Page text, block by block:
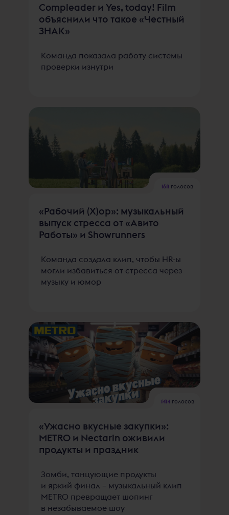
Compleader и Yes, today! Film
объяснили что такое «Честный
ЗНАК»
Команда показала работу системы
проверки изнутри
1611 голосов
«Рабочий (Х)ор»: музыкальный
выпуск стресса от «Авито
Работы» и Showrunners
Команда создала клип, чтобы HR-ы
могли избавиться от стресса через
музыку и юмор
1414голосов
«Ужасно вкусные закупки»:
METRO и Nectarin оживили
продукты и праздник
Зомби, танцующие продукты
и яркий финал – музыкальный клип
METRO превращает шопинг
в незабываемое шоу